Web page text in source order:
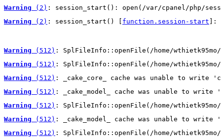
Warning (2) : session_start(): open(/var/cpanel/php/
Warning (2) : session_start() [ function.session-start ]:
Warning (512) : SplFileInfo::openFile(/home/wthietk95mo/
Warning (512) : SplFileInfo::openFile(/home/
Warning (512) : _cake_core_ cache was unable to write
Warning (512) : _cake_model_ cache was unable to
Warning (512) : SplFileInfo::openFile(/home/wthietk95mo/
Warning (512) : _cake_model_ cache was unable to
Warning (512) : SplFileInfo::openFile(/home/wthietk95mo/